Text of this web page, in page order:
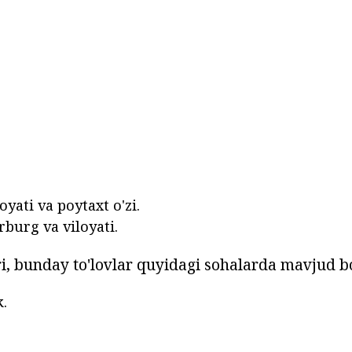
va poytaxt o'zi.
va viloyati.
bunday to'lovlar quyidagi sohalarda mavjud